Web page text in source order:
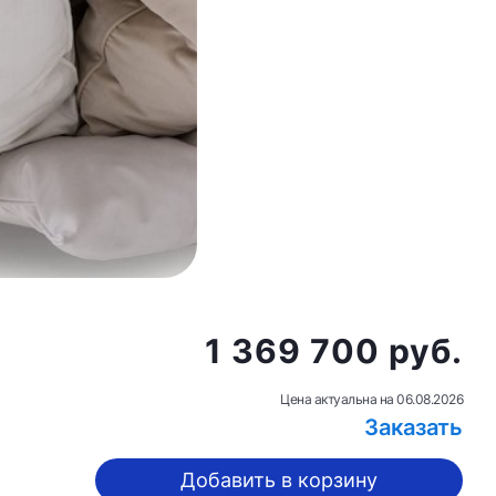
1 369 700 руб.
Цена актуальна на 06.08.2026
Заказать
Добавить в корзину